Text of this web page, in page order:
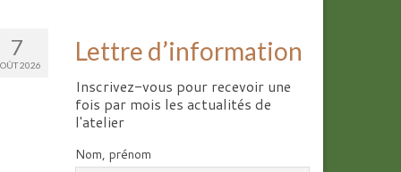
7
2026 Lettre d’information
Inscrivez-vous pour recevoir une
fois par mois les actualités de
l'atelier
Nom, prénom